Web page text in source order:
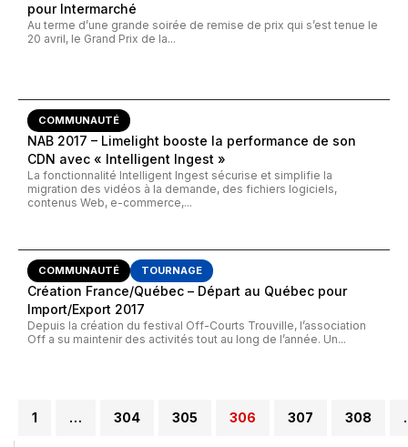
pour Intermarché
Au terme d’une grande soirée de remise de prix qui s’est tenue le
20 avril, le Grand Prix de la...
COMMUNAUTÉ
NAB 2017 – Limelight booste la performance de son
CDN avec « Intelligent Ingest »
La fonctionnalité Intelligent Ingest sécurise et simplifie la
migration des vidéos à la demande, des fichiers logiciels,
contenus Web, e-commerce,...
COMMUNAUTÉ TOURNAGE
Création France/Québec – Départ au Québec pour
Import/Export 2017
Depuis la création du festival Off-Courts Trouville, l’association
Off a su maintenir des activités tout au long de l’année. Un...
1 … 304 305 306 307 308